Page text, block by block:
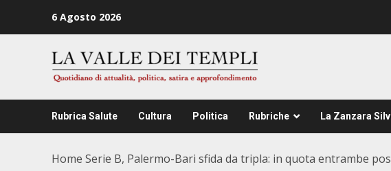
6 Agosto 2026
Rubrica Salute Cultura Politica Rubriche La Zanzara
Home Serie B, Palermo-Bari sfida da tripla: in quota entrambe